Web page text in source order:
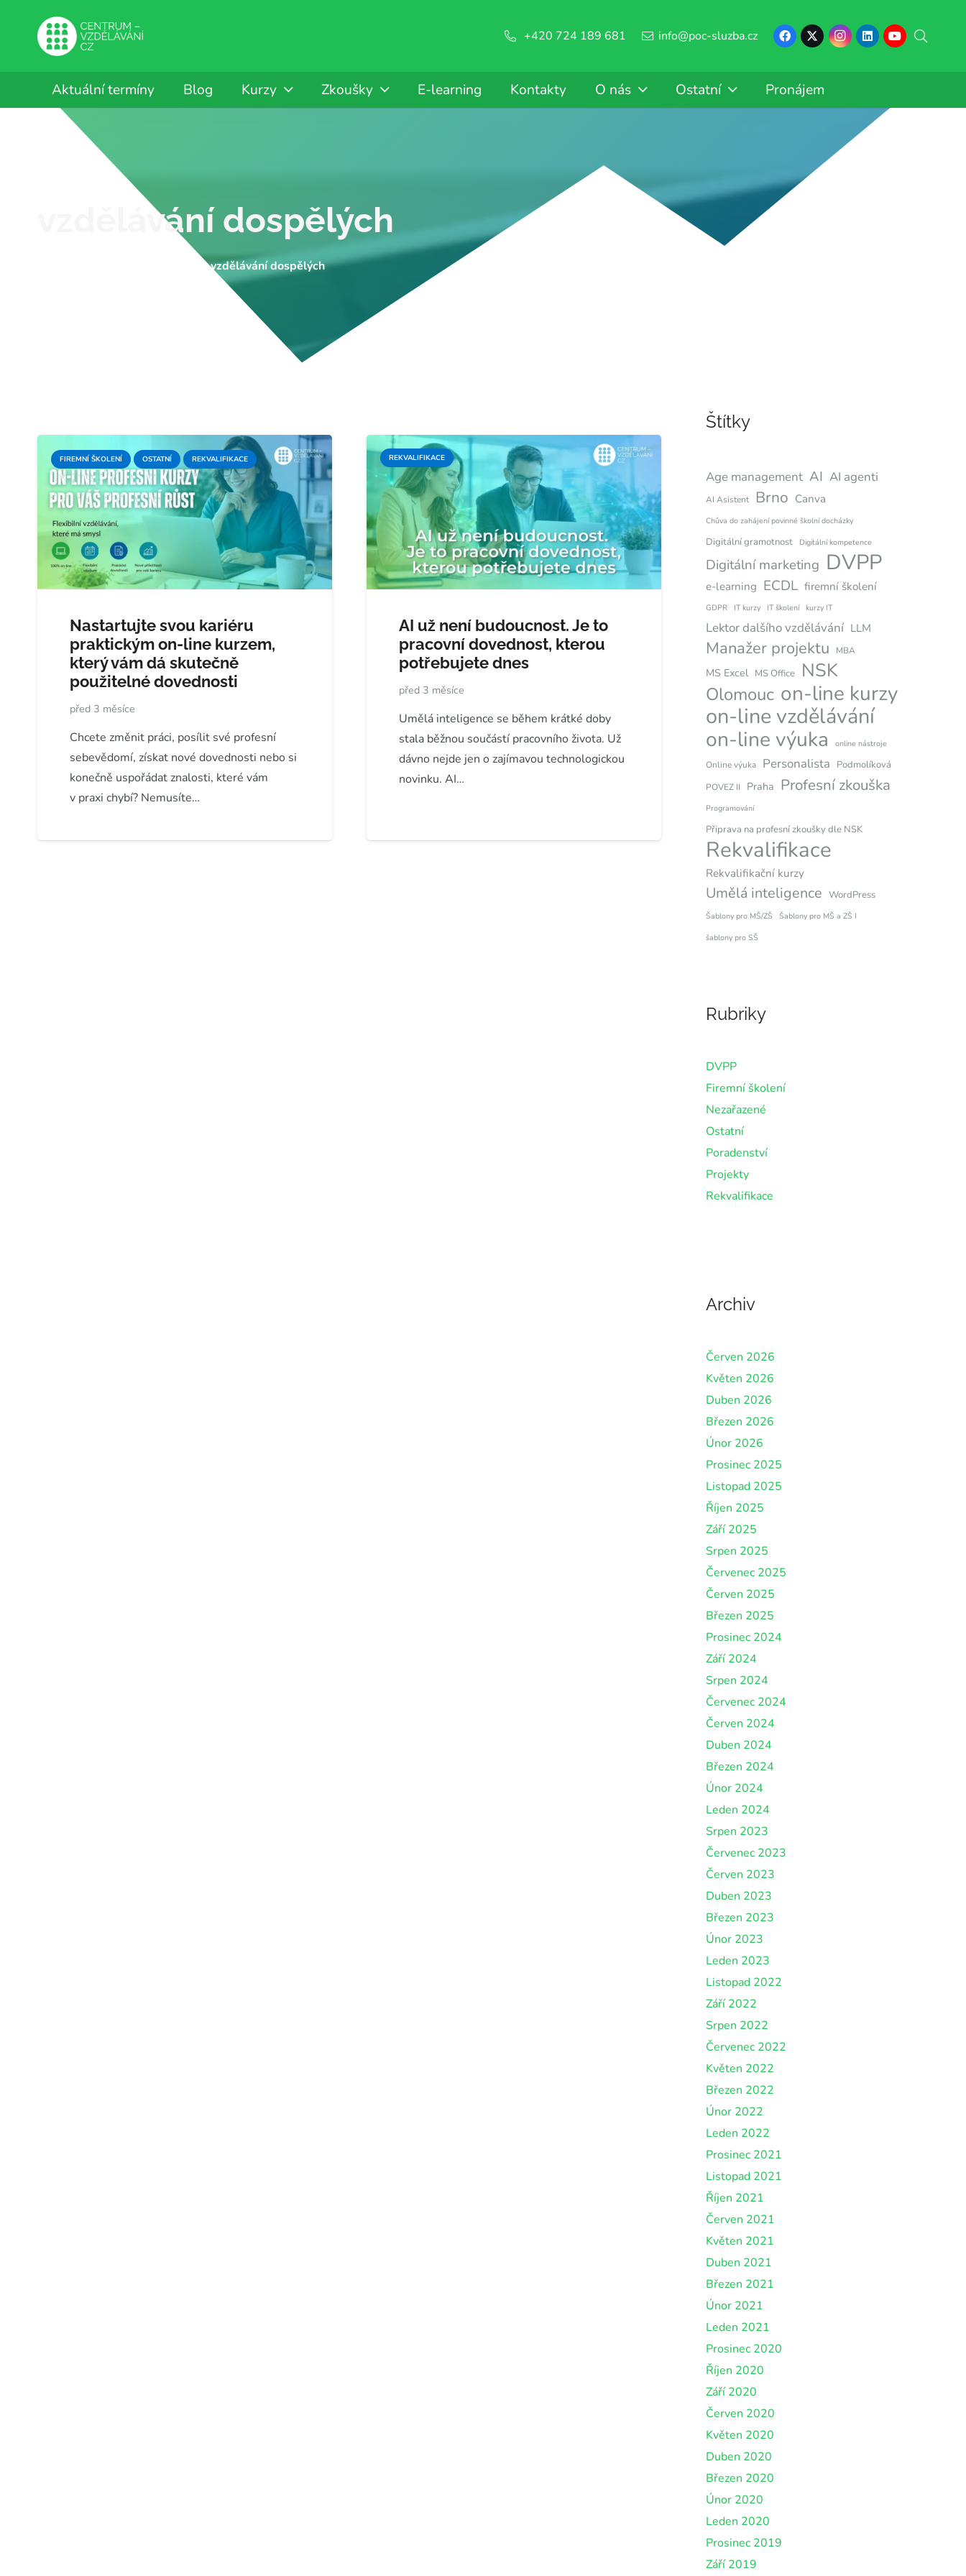
+420 724 189 681 info@poc-sluzba.cz
Aktuální termíny Blog Kurzy Zkoušky E-learning Kontakty O nás Ostatní Pronájem
vzdělávání dospělých
vzdělávání dospělých
FIREMNÍ ŠKOLENÍ OSTATNÍ REKVALIFIKACE
Nastartujte svou kariéru
praktickým on-line kurzem,
který vám dá skutečně
použitelné dovednosti
před 3 měsíce
Chcete změnit práci, posílit své profesní
sebevědomí, získat nové dovednosti nebo si
konečně uspořádat znalosti, které vám
v praxi chybí? Nemusíte…
REKVALIFIKACE
AI už není budoucnost. Je to
pracovní dovednost, kterou
potřebujete dnes
před 3 měsíce
Umělá inteligence se během krátké doby
stala běžnou součástí pracovního života. Už
dávno nejde jen o zajímavou technologickou
novinku. AI…
Štítky
Age management AI AI agenti
AI Asistent Brno Canva
Chůva do zahájení povinné školní docházky
Digitální gramotnost Digitální kompetence
Digitální marketing DVPP
e-learning ECDL firemní školení
GDPR IT kurzy IT školení kurzy IT
Lektor dalšího vzdělávání LLM
Manažer projektu MBA
MS Excel MS Office NSK
Olomouc on-line kurzy
on-line vzdělávání
on-line výuka online nástroje
Online výuka Personalista Podmolíková
POVEZ II Praha Profesní zkouška
Programování
Připrava na profesní zkoušky dle NSK
Rekvalifikace
Rekvalifikační kurzy
Umělá inteligence WordPress
Šablony pro MŠ/ZŠ
Šablony pro MŠ a ZŠ I
šablony pro SŠ
Rubriky
DVPP
Firemní školení
Nezařazené
Ostatní
Poradenství
Projekty
Rekvalifikace
Archiv
Červen 2026
Květen 2026
Duben 2026
Březen 2026
Únor 2026
Prosinec 2025
Listopad 2025
Říjen 2025
Září 2025
Srpen 2025
Červenec 2025
Červen 2025
Březen 2025
Prosinec 2024
Září 2024
Srpen 2024
Červenec 2024
Červen 2024
Duben 2024
Březen 2024
Únor 2024
Leden 2024
Srpen 2023
Červenec 2023
Červen 2023
Duben 2023
Březen 2023
Únor 2023
Leden 2023
Listopad 2022
Září 2022
Srpen 2022
Červenec 2022
Květen 2022
Březen 2022
Únor 2022
Leden 2022
Prosinec 2021
Listopad 2021
Říjen 2021
Červen 2021
Květen 2021
Duben 2021
Březen 2021
Únor 2021
Leden 2021
Prosinec 2020
Říjen 2020
Září 2020
Červen 2020
Květen 2020
Duben 2020
Březen 2020
Únor 2020
Leden 2020
Prosinec 2019
Září 2019